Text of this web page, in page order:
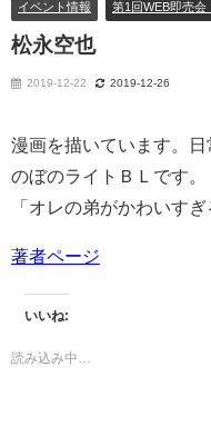
イベント情報 第1回WEB即売
松永空也
2019-12-22 2019-12-26
漫画を描いています。
のぼのライトＢＬです。
「オレの弟がかわいす
著者ページ
いいね:
読み込み中…